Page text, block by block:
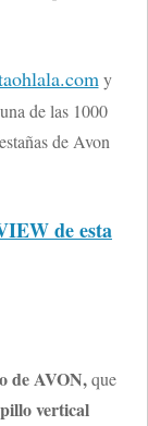
y
de las 1000
de Avon
de esta
de AVON,que
vertical